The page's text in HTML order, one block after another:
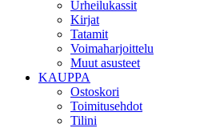
Urheilukassit
Kirjat
Tatamit
Voimaharjoittelu
Muut asusteet
KAUPPA
Ostoskori
Toimitusehdot
Tilini